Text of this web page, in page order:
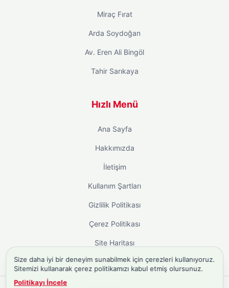
Miraç Fırat
Arda Soydoğan
Av. Eren Ali Bingöl
Tahir Sarıkaya
Hızlı Menü
Ana Sayfa
Hakkımızda
İletişim
Kullanım Şartları
Gizlilik Politikası
Çerez Politikası
Site Haritası
Size daha iyi bir deneyim sunabilmek için çerezleri kullanıyoruz.
Sitemizi kullanarak çerez politikamızı kabul etmiş olursunuz.
Politikayı İncele